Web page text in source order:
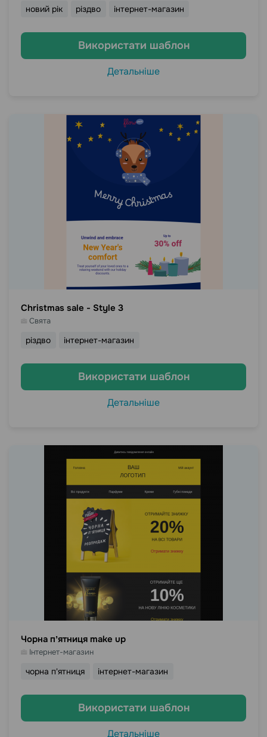
новий рік різдво інтернет-магазин
Використати шаблон
Детальніше
Christmas sale - Style 3
Свята
різдво інтернет-магазин
Використати шаблон
Детальніше
Чорна пʼятниця make up
Інтернет-магазин
чорна п'ятниця інтернет-магазин
Використати шаблон
Детальніше